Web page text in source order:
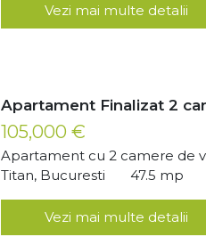
Vezi mai multe detalii
Apartament Finalizat 2
105,000 €
Apartament cu 2 camere de
Titan, Bucuresti
47.5 mp
Vezi mai multe detalii